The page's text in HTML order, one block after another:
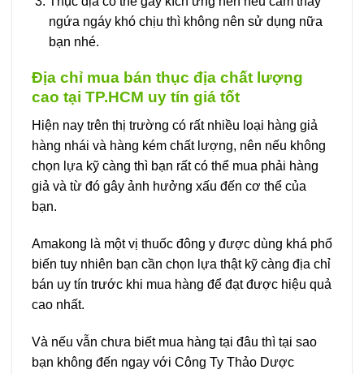
ngứa ngáy khó chịu thì không nên sử dụng nữa
bạn nhé.
Địa chỉ mua bán thục địa chất lượng
cao tại TP.HCM uy tín giá tốt
Hiện nay trên thị trường có rất nhiều loại hàng giả
hàng nhái và hàng kém chất lượng, nên nếu không
chọn lựa kỹ càng thì bạn rất có thể mua phải hàng
giả và từ đó gây ảnh hưởng xấu đến cơ thể của
bạn.
Amakong là một vị thuốc đông y được dùng khá phổ
biến tuy nhiên bạn cần chọn lựa thật kỹ càng địa chỉ
bán uy tín trước khi mua hàng để đạt được hiệu quả
cao nhất.
Và nếu vẫn chưa biết mua hàng tại đâu thì tại sao
bạn không đến ngay với Công Ty Thảo Dược